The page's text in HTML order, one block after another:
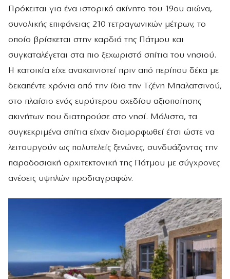
Πρόκειται για ένα ιστορικό ακίνητο του 19ου αιώνα,
συνολικής επιφάνειας 210 τετραγωνικών μέτρων, το
οποίο βρίσκεται στην καρδιά της Πάτμου και
συγκαταλέγεται στα πιο ξεχωριστά σπίτια του νησιού.
Η κατοικία είχε ανακαινιστεί πριν από περίπου δέκα με
δεκαπέντε χρόνια από την ίδια την Τζένη Μπαλατσινού,
στο πλαίσιο ενός ευρύτερου σχεδίου αξιοποίησης
ακινήτων που διατηρούσε στο νησί. Μάλιστα, τα
συγκεκριμένα σπίτια είχαν διαμορφωθεί έτσι ώστε να
λειτουργούν ως πολυτελείς ξενώνες, συνδυάζοντας την
παραδοσιακή αρχιτεκτονική της Πάτμου με σύγχρονες
ανέσεις υψηλών προδιαγραφών.